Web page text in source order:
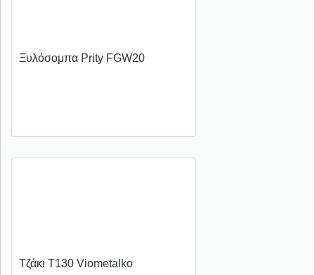
Ξυλόσομπα Prity FGW20
Τζάκι T130 Viometalko